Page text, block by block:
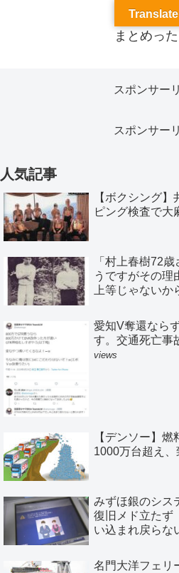
まとめっ
スポンサー
スポンサー
人気記事
【ボクシング
ピング検査で大
「村上春樹72
うですがその理
上等じゃないか
愛知V奪還なら
す。交通死亡事
views
【デンソー】
1000万台超え、
みずほ銀のシス
復旧メド立た
い込まれ戻らな
名門大洋フェリ